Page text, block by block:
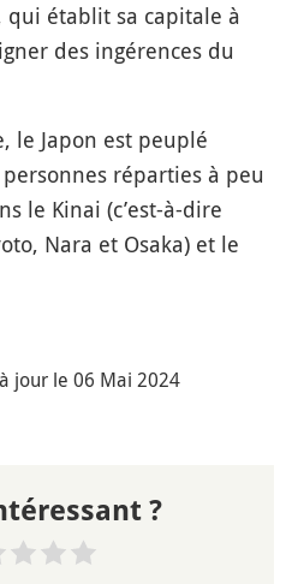
qui établit sa capitale à
des ingérences du
le Japon est peuplé
réparties à peu
le Kinai (c’est-à-dire
Nara et Osaka) et le
jour le 06 Mai 2024
?